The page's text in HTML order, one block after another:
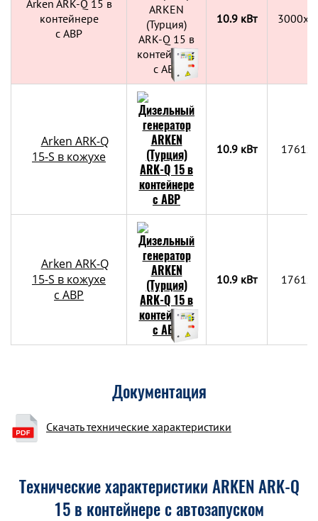
Arken ARK-Q 15 в
контейнере
c АВР
10.9 кВт
Arken ARK-Q
15-S в кожухе
10.9 кВт
Arken ARK-Q
15-S в кожухе
с АВР
10.9 кВт
Документация
Скачать технические характеристики
Технические характеристики ARKEN ARK-Q
15 в контейнере с автозапуском